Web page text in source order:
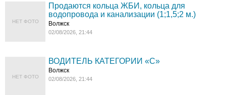
НЕТ ФОТО
Продаются кольца ЖБИ, кольца для
водопровода и канализации (1;1,5;2 м.)
Волжск
02/08/2026, 21:44
НЕТ ФОТО
ВОДИТЕЛЬ КАТЕГОРИИ «C»
Волжск
02/08/2026, 21:44